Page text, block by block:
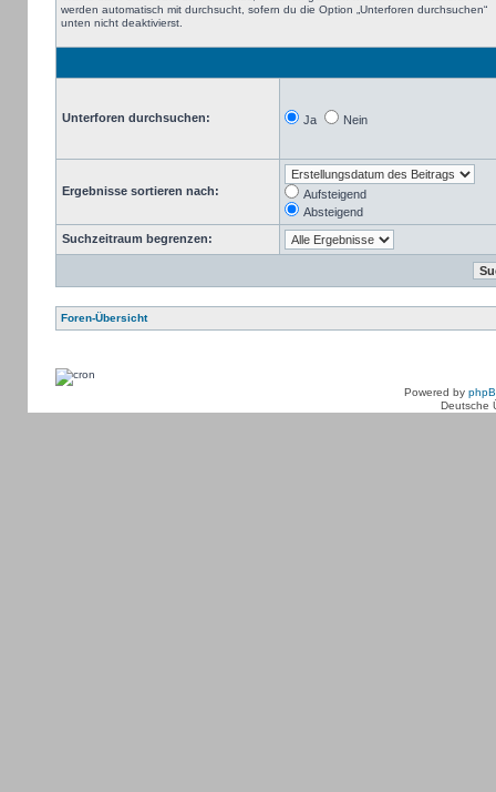
werden automatisch mit durchsucht, sofern du die Option „Unterforen durchsuchen“
unten nicht deaktivierst.
Unterforen durchsuchen: Ja Nein
Ergebnisse sortieren nach:
Aufsteigend
Absteigend
Suchzeitraum begrenzen:
Foren-Übersicht
Powered by
Deutsche